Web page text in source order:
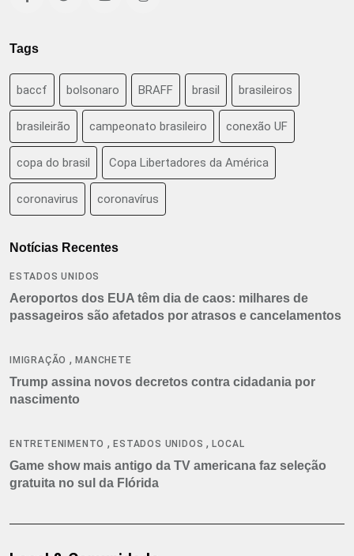
Tags
baccf bolsonaro BRAFF brasil brasileiros
brasileirão campeonato brasileiro conexão UF
copa do brasil Copa Libertadores da América
coronavirus coronavírus
Notícias Recentes
ESTADOS UNIDOS
Aeroportos dos EUA têm dia de caos: milhares de
passageiros são afetados por atrasos e cancelamentos
IMIGRAÇÃO ,MANCHETE
Trump assina novos decretos contra cidadania por
nascimento
ENTRETENIMENTO ,ESTADOS UNIDOS ,LOCAL
Game show mais antigo da TV americana faz seleção
gratuita no sul da Flórida